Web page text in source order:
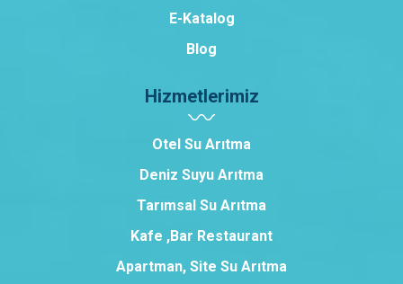
E-Katalog
Blog
Hizmetlerimiz
Otel Su Arıtma
Deniz Suyu Arıtma
Tarımsal Su Arıtma
Kafe ,Bar Restaurant
Apartman, Site Su Arıtma